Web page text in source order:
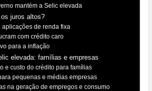
mantém a Selic elevada
juros altos?
aplicações de renda fixa
com crédito caro
para a inflação
elevada: famílias e empresas
e custo do crédito para famílias
pequenas e médias empresas
na geração de empregos e consumo